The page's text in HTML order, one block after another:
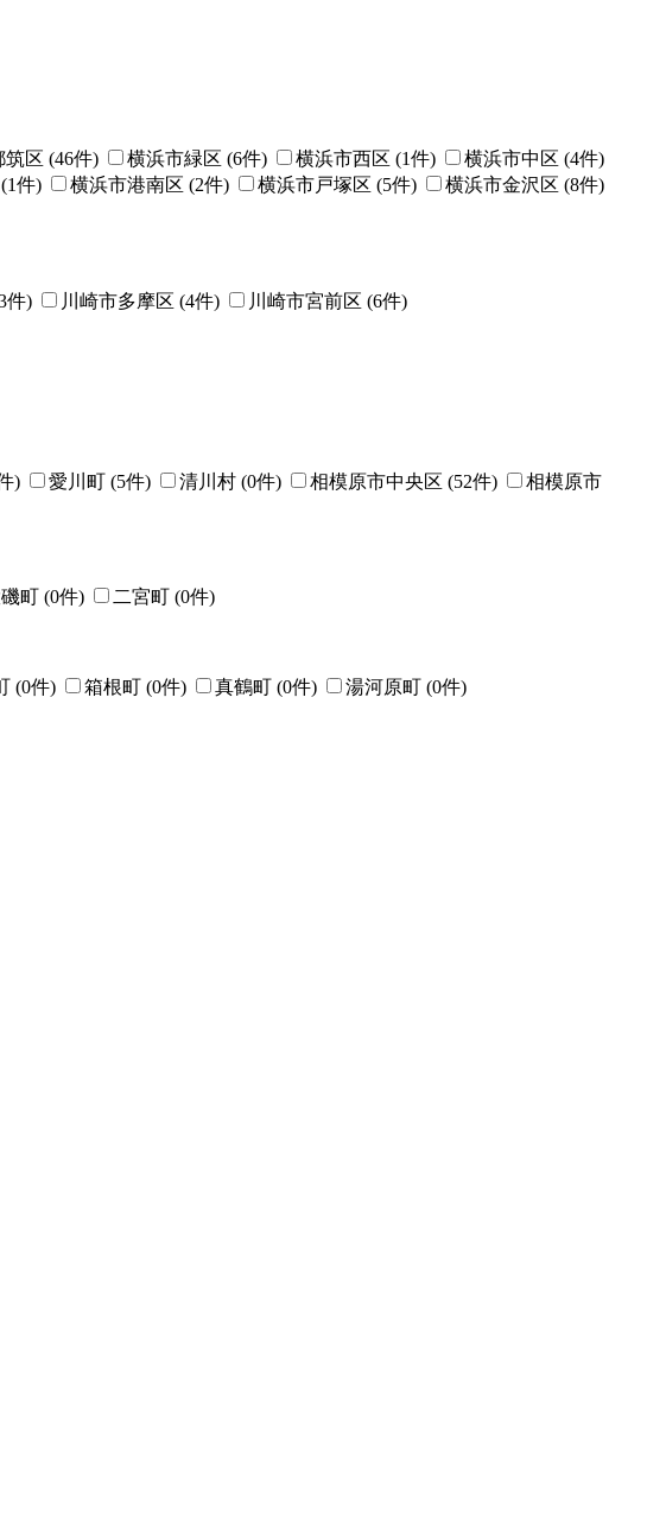
筑区 (46件) 横浜市緑区 (6件) 横浜市西区 (1件) 横浜市中区 (4件)
1件) 横浜市港南区 (2件) 横浜市戸塚区 (5件) 横浜市金沢区 (8件)
件) 川崎市多摩区 (4件) 川崎市宮前区 (6件)
) 愛川町 (5件) 清川村 (0件) 相模原市中央区 (52件)
相模原市
町 (0件) 二宮町 (0件)
(0件) 箱根町 (0件) 真鶴町 (0件) 湯河原町 (0件)